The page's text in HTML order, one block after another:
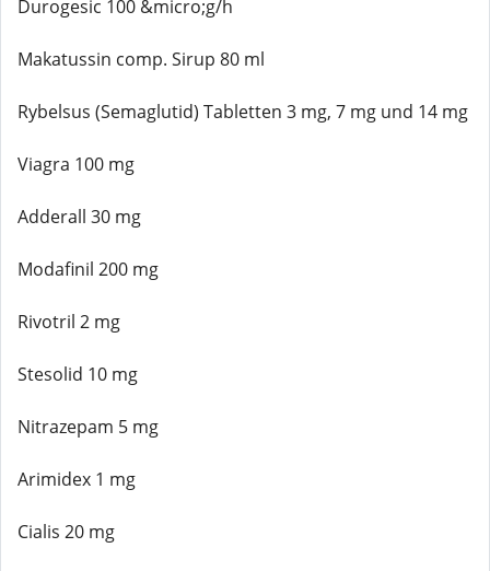
Durogesic 100 &micro;g/h
Makatussin comp. Sirup 80 ml
Rybelsus (Semaglutid) Tabletten 3 mg, 7 mg und 14 mg
Viagra 100 mg
Adderall 30 mg
Modafinil 200 mg
Rivotril 2 mg
Stesolid 10 mg
Nitrazepam 5 mg
Arimidex 1 mg
Cialis 20 mg